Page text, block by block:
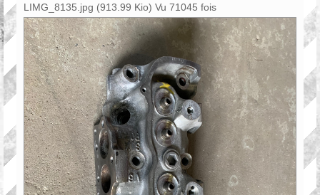
LIMG_8135.jpg (913.99 Kio) Vu 71045 fois